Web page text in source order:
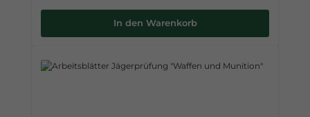
In den Warenkorb